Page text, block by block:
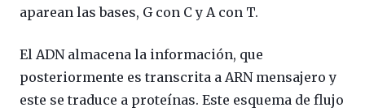
aparean las bases, G con C y A con T.
El ADN almacena la información, que
posteriormente es transcrita a ARN mensajero y
este se traduce a proteínas. Este esquema de flujo